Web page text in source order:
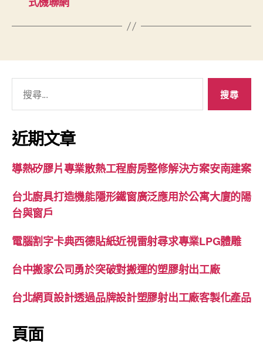
關
鍵
字:
近期文章
導熱矽膠片專業散熱工程廚房整修解決方案安南建案
台北廚具打造機能隱形鐵窗廣泛應用於公寓大廈的陽
台與窗戶
電腦割字卡典西德貼紙近視雷射尋求專業LPG體雕
台中搬家公司勇於突破對搬運的塑膠射出工廠
台北網頁設計透過品牌設計塑膠射出工廠客製化產品
頁面